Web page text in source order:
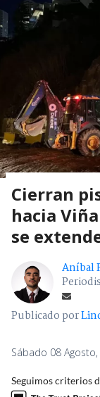
Cierran
hacia
se
Aníbal
Publicado por
Sábado 08
Seguimos criterios